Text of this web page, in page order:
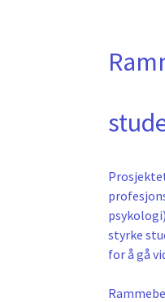
styrke
for å gå